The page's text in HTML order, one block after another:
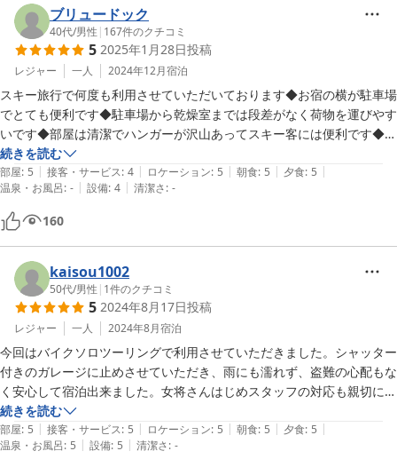
と思う。それにお食事処のほうで忙しいということもあるのかいい感じ
にほっておいてもらえるので1人だと気楽でビジネス利用もよさそう。
公共の交通機関で来て利用しているので駐車場利用のことはわからない
けど台数はあるほうじゃないかな？とても良いお宿です。
ブリュードック
40代/男性 | 167件のクチコミ
5 2025年1月28日投稿
レジャー 一人 2024年12月宿泊
スキー旅行で何度も利用させていただいております◆お宿の横が駐車場
でとても便利です◆駐車場から乾燥室までは段差がなく荷物を運びやす
いです◆部屋は清潔でハンガーが沢山あってスキー客には便利です◆お
風呂は外湯に行きました。すぐ近くに何個かありますので巡ることも可
能◆ご飯は夕朝共に非常に美味しくて、ご飯を食べる為にも再訪してい
ます◆またお世話になります。引き続きよろしくお願いします
続きを読む
部屋: 5 | 接客・サービス: 4 | ロケーション: 5 | 朝食: 5 | 夕食: 5 |
温泉・お風呂: - | 設備: 4 | 清潔さ: -
160
kaisou1002
50代/男性 | 1件のクチコミ
5 2024年8月17日投稿
レジャー 一人 2024年8月宿泊
今回はバイクソロツーリングで利用させていただきました。シャッター
付きのガレージに止めさせていただき、雨にも濡れず、盗難の心配もな
く安心して宿泊出来ました。女将さんはじめスタッフの対応も親切に対
応していただきました。お寿司屋さんだけあり、料理も大変美味しく、
何よりも品数が多さにビックリで、食べきるのがやっとでした。朝食も
品数が豊富でついつい食べすぎてしまうほどでした。
続きを読む
部屋: 5 | 接客・サービス: 5 | ロケーション: 5 | 朝食: 5 | 夕食: 5 |
温泉・お風呂: 5 | 設備: 5 | 清潔さ: -